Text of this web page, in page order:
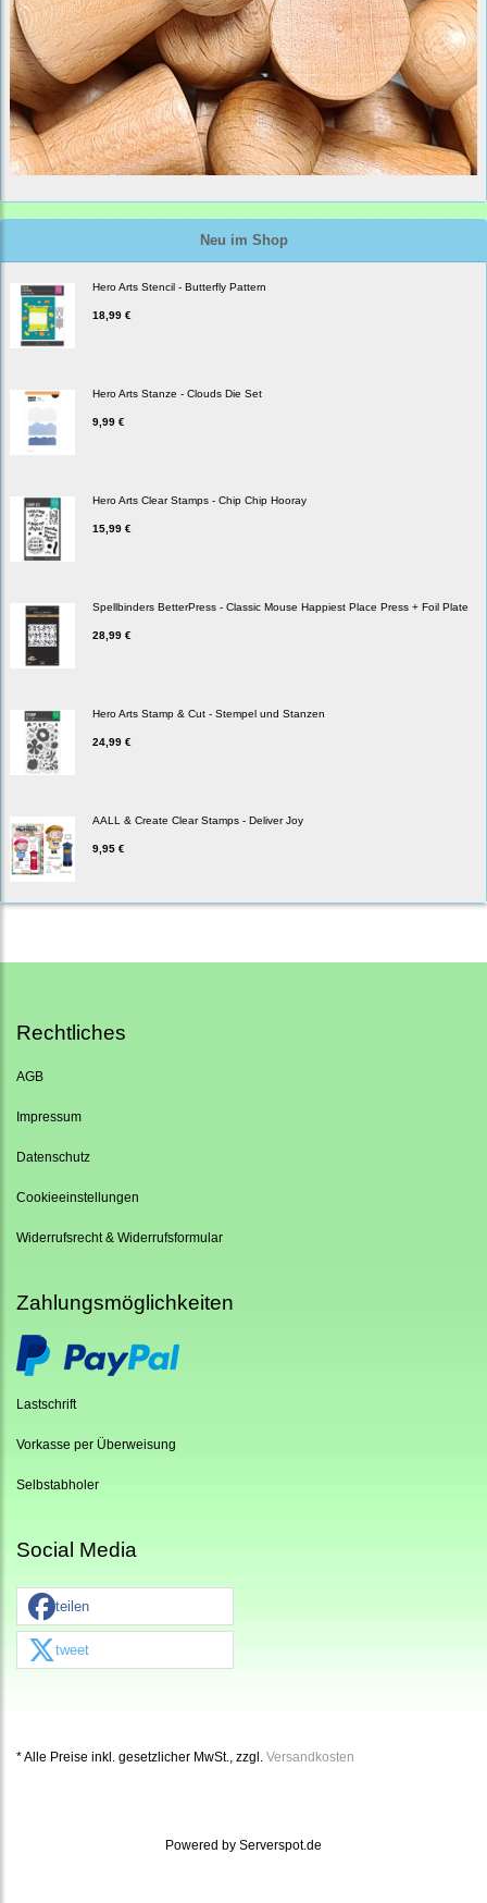
Neu im Shop
Hero Arts Stencil - Butterfly Pattern
18,99 €
Hero Arts Stanze - Clouds Die Set
9,99 €
Hero Arts Clear Stamps - Chip Chip Hooray
15,99 €
Spellbinders BetterPress - Classic Mouse Happiest Place Press + Foil Plate
28,99 €
Hero Arts Stamp & Cut - Stempel und Stanzen
24,99 €
AALL & Create Clear Stamps - Deliver Joy
9,95 €
Rechtliches
AGB
Impressum
Datenschutz
Cookieeinstellungen
Widerrufsrecht & Widerrufsformular
Zahlungsmöglichkeiten
Lastschrift
Vorkasse per Überweisung
Selbstabholer
Social Media
teilen
tweet
* Alle Preise inkl. gesetzlicher MwSt., zzgl. Versandkosten
Powered by Serverspot.de